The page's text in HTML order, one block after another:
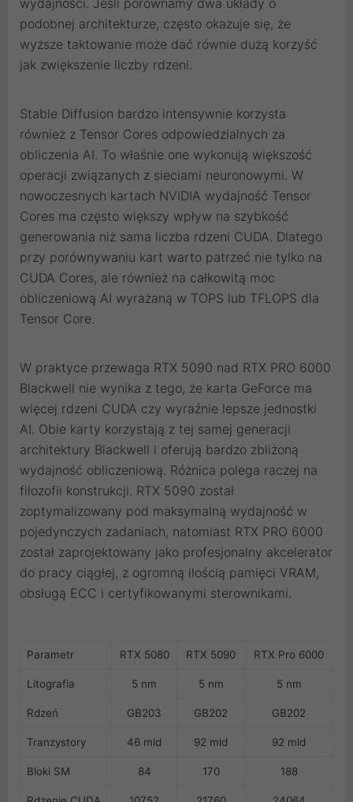
podobnej architekturze, często okazuje się, że
wyższe taktowanie może dać równie dużą korzyść
jak zwiększenie liczby rdzeni.
Stable Diffusion bardzo intensywnie korzysta
również z Tensor Cores odpowiedzialnych za
obliczenia AI. To właśnie one wykonują większość
operacji związanych z sieciami neuronowymi. W
nowoczesnych kartach NVIDIA wydajność Tensor
Cores ma często większy wpływ na szybkość
generowania niż sama liczba rdzeni CUDA. Dlatego
przy porównywaniu kart warto patrzeć nie tylko na
CUDA Cores, ale również na całkowitą moc
obliczeniową AI wyrażaną w TOPS lub TFLOPS dla
Tensor Core.
W praktyce przewaga RTX 5090 nad RTX PRO 6000
Blackwell nie wynika z tego, że karta GeForce ma
więcej rdzeni CUDA czy wyraźnie lepsze jednostki
AI. Obie karty korzystają z tej samej generacji
architektury Blackwell i oferują bardzo zbliżoną
wydajność obliczeniową. Różnica polega raczej na
filozofii konstrukcji. RTX 5090 został
zoptymalizowany pod maksymalną wydajność w
pojedynczych zadaniach, natomiast RTX PRO 6000
został zaprojektowany jako profesjonalny akcelerator
do pracy ciągłej, z ogromną ilością pamięci VRAM,
obsługą ECC i certyfikowanymi sterownikami.
Parametr RTX 5080 RTX 5090 RTX Pro 6000
Litografia 5 nm 5 nm 5 nm
Rdzeń GB203 GB202 GB202
Tranzystory 46 mld 92 mld 92 mld
Bloki SM 84 170 188